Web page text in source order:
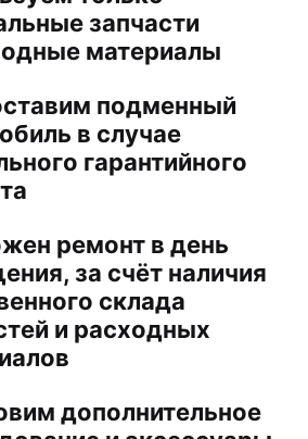
запчасти
материалы
подменный
в случае
гарантийного
ремонт в день
за счёт наличия
склада
и расходных
дополнительное